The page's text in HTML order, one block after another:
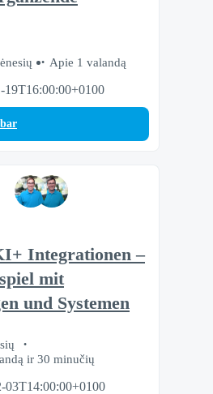
Apie 1 valandą
19T16:00:00+0100
Integrationen –
mit
und Systemen
ir 30 minučių
03T14:00:00+0100